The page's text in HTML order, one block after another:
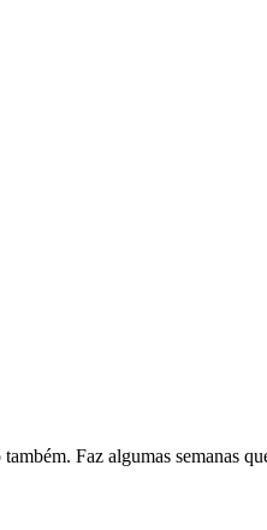
Faz algumas semanas